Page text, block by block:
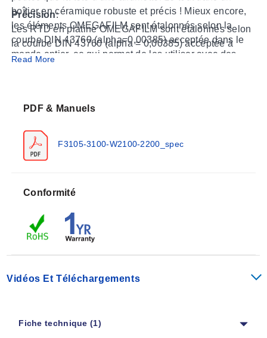
boîtier en céramique robuste et précis ! Mieux encore,
les éléments OMEGAFILM sont étalonnés selon la
courbe DIN 43760 (alpha=0,00385) acceptée dans le
monde entier, ce qui permet de les utiliser avec des
Précision:
Les RTD en platine OMEGAFILM sont étalonnés selon
la courbe DIN 43760 (alpha = 0,00385) acceptée à
l'échelle internationale et respectent la tolérance
sont indiquées sur leurs pages de spécifications.
Applications: Grâce à leur petite taille et à leur boîtier
fin et plat, les capteurs OMEGAFILM élargissent
éléments RTD de la série W sont des films minces
Les éléments RTD cylindriques simples de la série W
(tels que le W2103) se prêtent à l'encapsulation dans
des tubes de protection de faible diamètre extérieur ou
dans des trous peu profonds percés dans un boîtier
métallique. Les éléments RTD doubles de la série W
(tels que le W2202) se composent de deux éléments
éléments RTD à film mince à 2 fils de la série F (tels
Read More
PDF & Manuels
F3105-3100-W2100-2200_spec
Conformité
Vidéos Et Téléchargements
Fiche technique (1)